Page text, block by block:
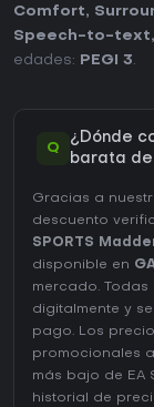
Comfort,
Speech-to-text,
edades:
PEGI 3.
Q
¿Dónde
barata de
Gracias a
descuento
SPORTS
disponible en
mercado. Todas
digitalmente y
pago. Los
promocionales
más bajo de EA
historial de